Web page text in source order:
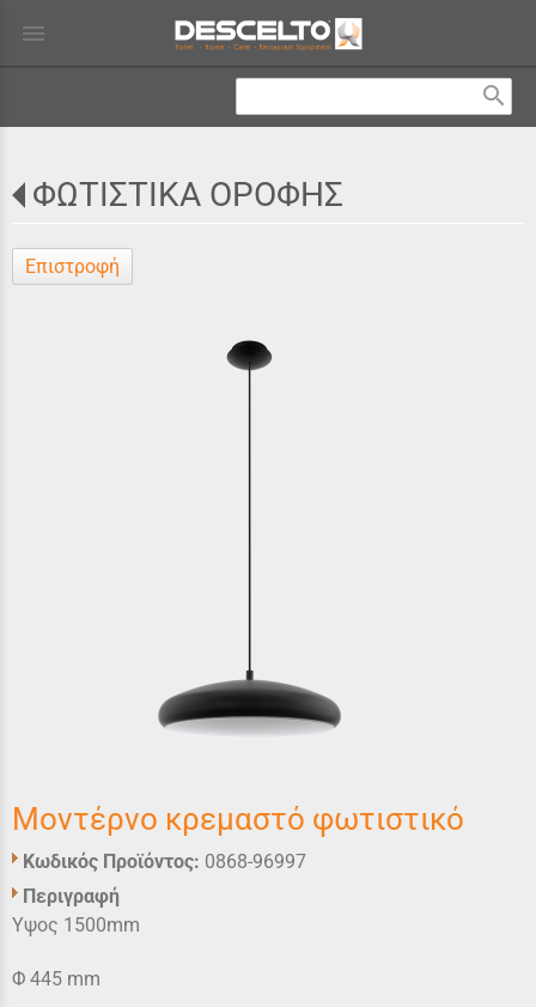
menu
search
ΦΩΤΙΣΤΙΚΑ ΟΡΟΦΗΣ
Επιστροφή
Μοντέρνο κρεμαστό φωτιστικό
Κωδικός Προϊόντος: 0868-96997
Περιγραφή
Υψος 1500mm
Φ 445 mm